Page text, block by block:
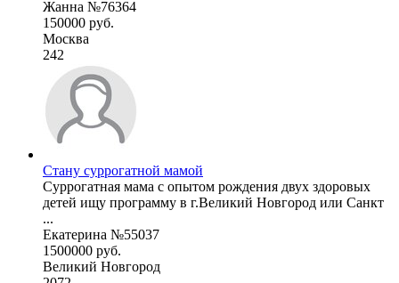
Жанна №76364
150000 руб.
Москва
242
Стану суррогатной мамой
Суррогатная мама с опытом рождения двух здоровых
детей ищу программу в г.Великий Новгород или Санкт
...
Екатерина №55037
1500000 руб.
Великий Новгород